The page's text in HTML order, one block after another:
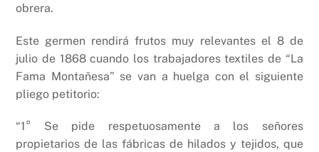
obrera.
Este germen rendirá frutos muy relevantes el 8 de
julio de 1868 cuando los trabajadores textiles de “La
Fama Montañesa” se van a huelga con el siguiente
pliego petitorio:
“1° Se pide respetuosamente a los señores
propietarios de las fábricas de hilados y tejidos, que